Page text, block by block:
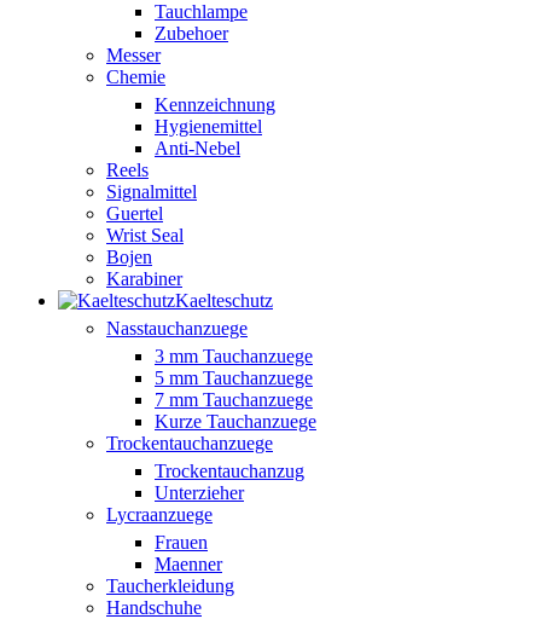
Tauchlampe
Zubehoer
Messer
Chemie
Kennzeichnung
Hygienemittel
Anti-Nebel
Reels
Signalmittel
Guertel
Wrist Seal
Bojen
Karabiner
Kaelteschutz
Nasstauchanzuege
3 mm Tauchanzuege
5 mm Tauchanzuege
7 mm Tauchanzuege
Kurze Tauchanzuege
Trockentauchanzuege
Trockentauchanzug
Unterzieher
Lycraanzuege
Frauen
Maenner
Taucherkleidung
Handschuhe